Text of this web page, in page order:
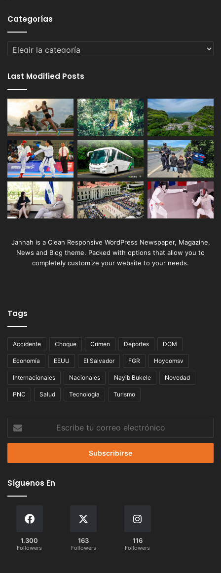
Categorías
Categorías
Last Modified Posts
Jannah is a Clean Responsive WordPress Newspaper, Magazine,
News and Blog theme. Packed with options that allow you to
completely customize your website to your needs.
Tags
Accidente Choque Crimen Deportes DOM
Economía EEUU El Salvador FGR Hoycomsv
Internacionales Nacionales Nayib Bukele Novedad
PNC Salud Tecnología Turismo
correo
Síguenos En
1.300
Followers
163
Followers
116
Followers